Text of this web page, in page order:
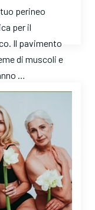
perineo
per il
Il pavimento
di muscoli e
…